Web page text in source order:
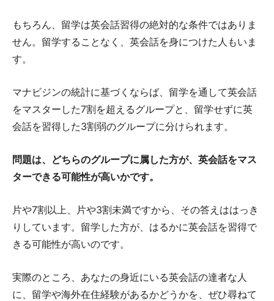
もちろん、留学は英会話習得の絶対的な条件ではありま
せん。留学することなく、英会話を身につけた人もいま
す。
マナビジンの統計に基づくならば、留学を通して英会話
をマスターした7割を超えるグループと、留学せずに英
会話を習得した3割弱のグループに分けられます。
問題は、どちらのグループに属した方が、英会話をマス
ターできる可能性が高いかです。
片や7割以上、片や3割未満ですから、その答えははっき
りしています。留学した方が、はるかに英会話を習得で
きる可能性が高いのです。
実際のところ、あなたの身近にいる英会話の達者な人
に、留学や海外在住経験があるかどうかを、ぜひ尋ねて